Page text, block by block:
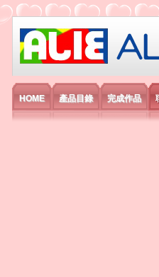
艾利國際電
HOME 產品目錄 完成作品